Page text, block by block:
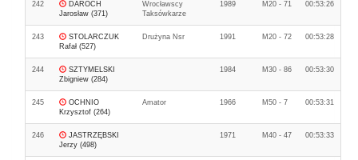
242
DAROCH
Jarosław (371)
Wrocławscy
Taksówkarze
1989 M20 - 71 00:53:26
243
STOLARCZUK
Rafał (527)
Drużyna Nsr 1991 M20 - 72 00:53:28
244
SZTYMELSKI
Zbigniew (284)
1984 M30 - 86 00:53:30
245
OCHNIO
Krzysztof (264)
Amator 1966 M50 - 7 00:53:31
246
JASTRZĘBSKI
Jerzy (498)
1971 M40 - 47 00:53:33